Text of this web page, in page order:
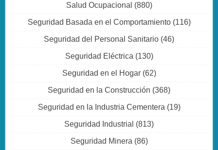
Salud Ocupacional (880)
Seguridad Basada en el Comportamiento(116)
Seguridad del Personal Sanitario (46)
Seguridad Eléctrica (130)
Seguridad en el Hogar(62)
Seguridad en la Construcción (368)
Seguridad en la Industria Cementera (19)
Seguridad Industrial (813)
Seguridad Minera (86)